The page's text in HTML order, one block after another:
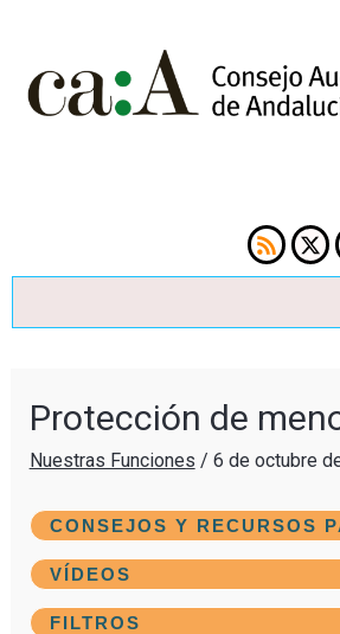
Protección de
Nuestras Funciones / 6 de octubre